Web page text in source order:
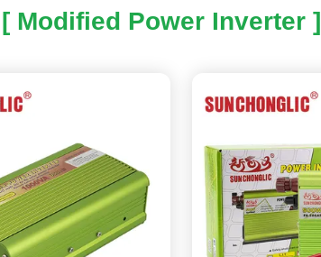
[ Modified Power Inverter ]